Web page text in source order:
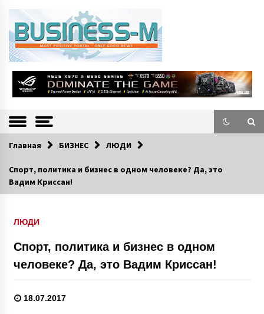
BUSINESS-M
—
Информацио
нно-деловой
экономической и культурной жизни Эстонии и зарубежных стран.
Главная БИЗНЕС ЛЮДИ
Спорт, политика и бизнес в одном человеке? Да, это
Вадим Криссан!
ЛЮДИ
Спорт, политика и бизнес в одном
человеке? Да, это Вадим Криссан!
18.07.2017